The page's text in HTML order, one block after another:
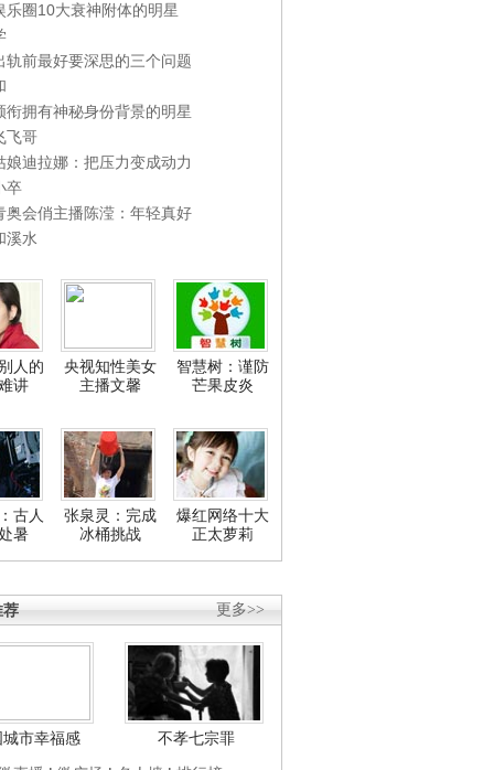
乐圈10大衰神附体的明星
轨前最好要深思的三个问题
衔拥有神秘身份背景的明星
飞哥
娘迪拉娜：把压力变成动力
卒
奥会俏主播陈滢：年轻真好
溪水
人的
讲
央视知性美女
主播文馨
智慧树：谨防
芒果皮炎
古人
暑
张泉灵：完成
冰桶挑战
爆红网络十大
正太萝莉
更多>>
荐
城市幸福感
不孝七宗罪